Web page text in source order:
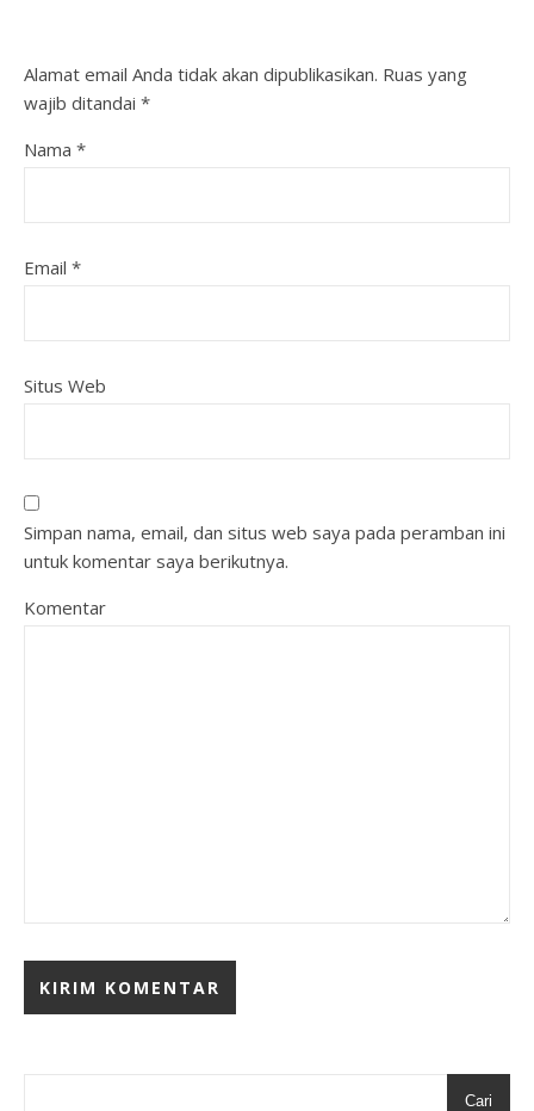
Alamat email Anda tidak akan dipublikasikan. Ruas yang
wajib ditandai *
Nama *
Email *
Situs Web
Simpan nama, email, dan situs web saya pada peramban ini
untuk komentar saya berikutnya.
Komentar
Cari